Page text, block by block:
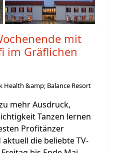
mit
im Gräflichen
Health &amp; Balance Resort
mehr Ausdruck,
Tanzen lernen
Profitänzer
die beliebte TV-